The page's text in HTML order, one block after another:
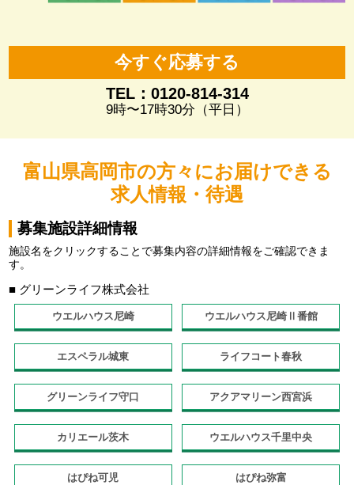
今すぐ応募する
TEL：0120-814-314
9時〜17時30分（平日）
富山県高岡市の方々にお届けできる
求人情報・待遇
募集施設詳細情報
施設名をクリックすることで募集内容の詳細情報をご確認できま
す。
■ グリーンライフ株式会社
ウエルハウス尼崎 ウエルハウス尼崎Ⅱ番館
エスペラル城東 ライフコート春秋
グリーンライフ守口 アクアマリーン西宮浜
カリエール茨木 ウエルハウス千里中央
はぴね可児 はぴね弥富